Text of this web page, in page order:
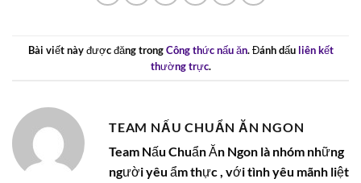
Bài viết này được đăng trongCông thức nấu ăn. Đánh dấu liên kết
thường trực.
TEAM NẤU CHUẨN ĂN NGON
Team Nấu Chuẩn Ăn Ngon là nhóm những
người yêu ẩm thực , với tình yêu mãnh liệt